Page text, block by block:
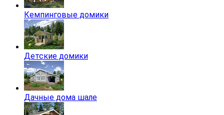
Кемпинговые домики
Детские домики
Дачные дома шале